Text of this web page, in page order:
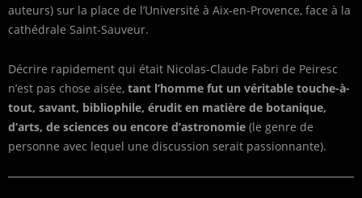
auteurs) sur la place de l’Université à Aix-en-Provence, face à la
cathédrale Saint-Sauveur.
Décrire rapidement qui était Nicolas-Claude Fabri de Peiresc
n’est pas chose aisée, tant l’homme fut un véritable touche-à-
tout, savant, bibliophile, érudit en matière de botanique,
d’arts, de sciences ou encore d’astronomie (le genre de
personne avec lequel une discussion serait passionnante).